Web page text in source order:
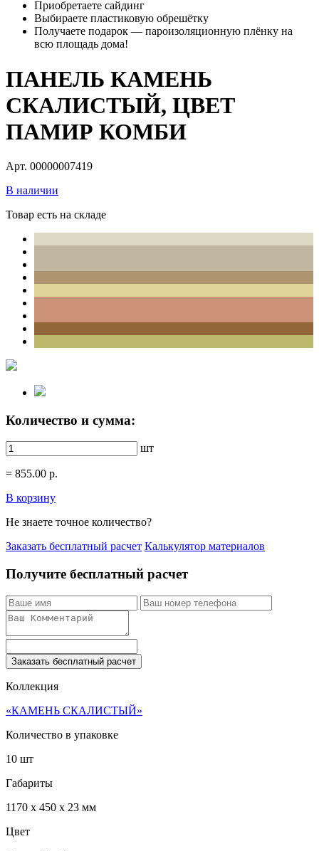
Приобретаете сайдинг
Выбираете пластиковую обрешётку
Получаете подарок — пароизоляционную плёнку на
всю площадь дома!
ПАНЕЛЬ КАМЕНЬ
СКАЛИСТЫЙ, ЦВЕТ
ПАМИР КОМБИ
Арт. 00000007419
В наличии
Товар есть на складе
Количество и сумма:
шт
= 855.00 р.
В корзину
Не знаете точное количество?
Заказать бесплатный расчет Калькулятор материалов
Получите бесплатный расчет
Заказать бесплатный расчет
Коллекция
«КАМЕНЬ СКАЛИСТЫЙ»
Количество в упаковке
10 шт
Габариты
1170 x 450 x 23 мм
Цвет